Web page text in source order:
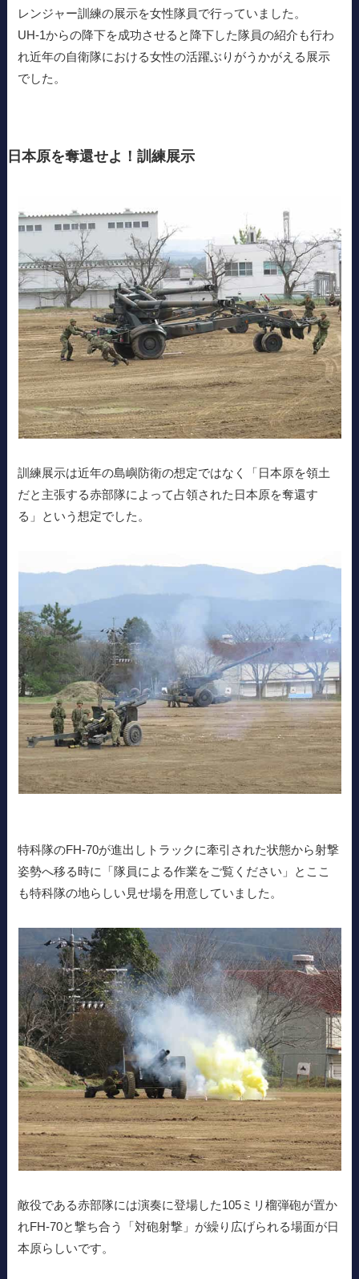
レンジャー訓練の展示を女性隊員で行っていました。
UH-1からの降下を成功させると降下した隊員の紹介も行わ
れ近年の自衛隊における女性の活躍ぶりがうかがえる展示
でした。
日本原を奪還せよ！訓練展示
訓練展示は近年の島嶼防衛の想定ではなく「日本原を領土
だと主張する赤部隊によって占領された日本原を奪還す
る」という想定でした。
特科隊のFH-70が進出しトラックに牽引された状態から射撃
姿勢へ移る時に「隊員による作業をご覧ください」とここ
も特科隊の地らしい見せ場を用意していました。
敵役である赤部隊には演奏に登場した105ミリ榴弾砲が置か
れFH-70と撃ち合う「対砲射撃」が繰り広げられる場面が日
本原らしいです。